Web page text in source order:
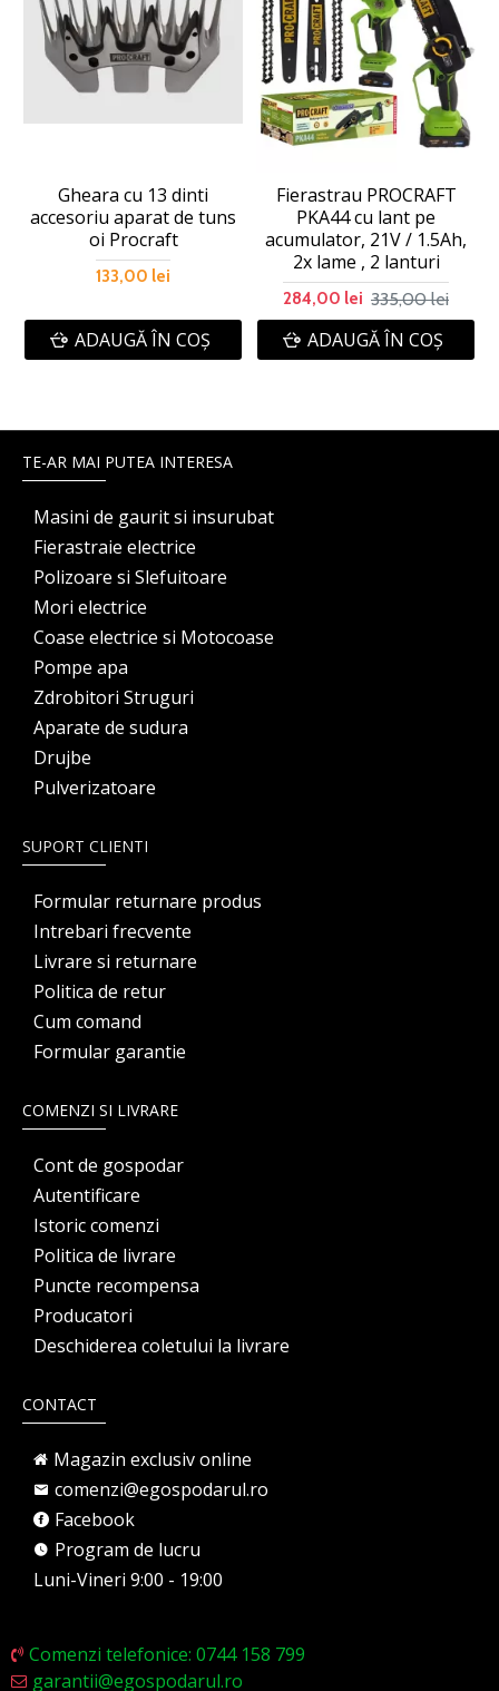
Gheara cu 13 dinti
accesoriu aparat de tuns
oi Procraft
133,00 lei
ADAUGĂ ÎN COŞ
Fierastrau PROCRAFT
PKA44 cu lant pe
acumulator, 21V / 1.5Ah,
2x lame , 2 lanturi
284,00 lei 335,00 lei
ADAUGĂ ÎN COŞ
TE-AR MAI PUTEA INTERESA
Masini de gaurit si insurubat
Fierastraie electrice
Polizoare si Slefuitoare
Mori electrice
Coase electrice si Motocoase
Pompe apa
Zdrobitori Struguri
Aparate de sudura
Drujbe
Pulverizatoare
SUPORT CLIENTI
Formular returnare produs
Intrebari frecvente
Livrare si returnare
Politica de retur
Cum comand
Formular garantie
COMENZI SI LIVRARE
Cont de gospodar
Autentificare
Istoric comenzi
Politica de livrare
Puncte recompensa
Producatori
Deschiderea coletului la livrare
CONTACT
Magazin exclusiv online
comenzi@egospodarul.ro
Facebook
Program de lucru
Luni-Vineri 9:00 - 19:00
Comenzi telefonice: 0744 158 799
garantii@egospodarul.ro